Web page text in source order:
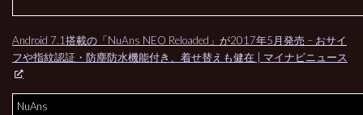
Android 7.1搭載の「NuAns NEO Reloaded」が2017年5月発売 – おサイ
フや指紋認証・防塵防水機能付き、着せ替えも健在 | マイナビニュース
NuAns